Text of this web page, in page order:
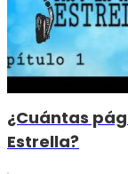
¿Cuántas
Estrella?